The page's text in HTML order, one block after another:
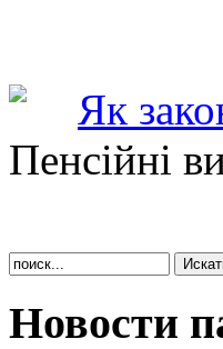
Як
Пенсійні
Новости